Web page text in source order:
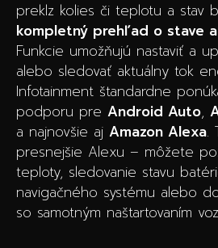
preklz kolies či teplotu a stav
kompletný prehľad o stave
Funkcie umožňujú nastaviť a
alebo sledovať aktuálny tok
Infotainment štandardne
podporu pre Android Auto,
a najnovšie aj Amazon Alexa.
presnejšie Alexu – môžete
teploty, sledovanie stavu
navigačného systému alebo
so samotným naštartovaním